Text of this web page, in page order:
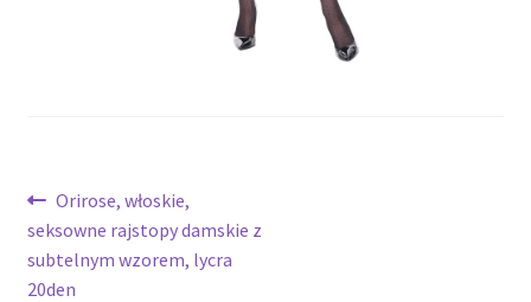
Nawigacja
wpisu
Poprzedni
wpis:
Orirose, włoskie,
seksowne rajstopy damskie z
subtelnym wzorem, lycra
20den